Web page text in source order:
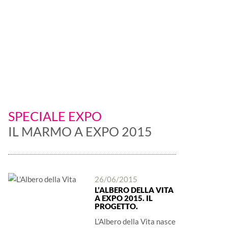
SPECIALE EXPO
IL MARMO A EXPO 2015
26/06/2015
L’ALBERO DELLA VITA
A EXPO 2015. IL
PROGETTO.
L’Albero della Vita nasce